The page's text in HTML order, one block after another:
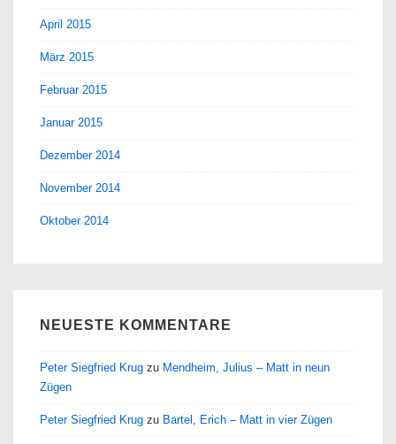
April 2015
März 2015
Februar 2015
Januar 2015
Dezember 2014
November 2014
Oktober 2014
NEUESTE KOMMENTARE
Peter Siegfried Krug zu Mendheim, Julius – Matt in neun
Zügen
Peter Siegfried Krug zu Bartel, Erich – Matt in vier Zügen